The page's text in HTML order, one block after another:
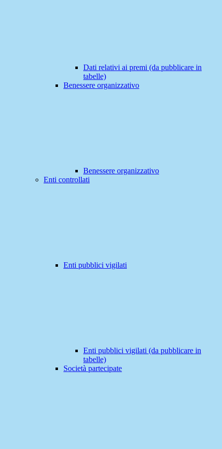
Dati relativi ai premi (da pubblicare in
tabelle)
Benessere organizzativo
Benessere organizzativo
Enti controllati
Enti pubblici vigilati
Enti pubblici vigilati (da pubblicare in
tabelle)
Società partecipate